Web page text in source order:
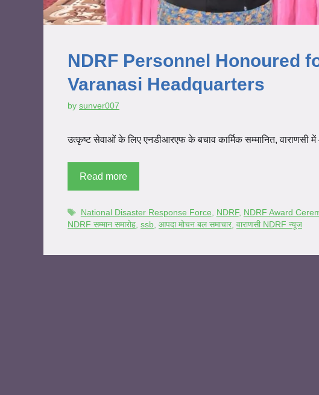
NDRF Personnel Honoured
Varanasi Headquarters
by sunver007
उत्कृष्ट सेवाओं के लिए एनडीआरएफ के बचाव कार्मिक सम्मानित, वाराणसी
Read more
National Disaster Response Force NDRF, NDRF Award
NDRF सम्मान समारोह ssb आपदा मोचन बल समाचार वाराणसी NDRF न्यूज